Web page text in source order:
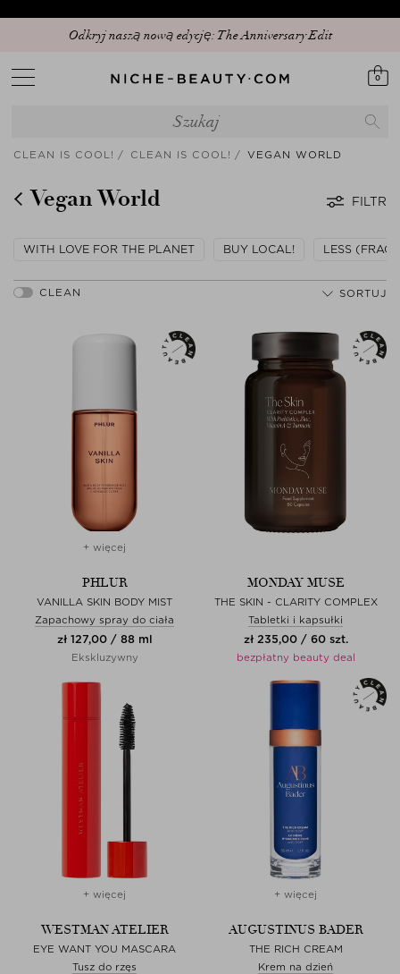
Odkryj naszą nową edycję: The Anniversary Edit
0
CLEAN IS COOL! CLEAN IS COOL! VEGAN WORLD
Vegan World FILTR
WITH LOVE FOR THE PLANET BUY LOCAL! LESS
SORTUJ
+ więcej
PHLUR
VANILLA SKIN BODY MIST
Zapachowy spray do ciała
zł 127,00 / 88 ml
Ekskluzywny
MONDAY MUSE
THE SKIN - CLARITY COMPLEX
Tabletki i kapsułki
zł 235,00 / 60 szt.
bezpłatny beauty deal
+ więcej
WESTMAN ATELIER
EYE WANT YOU MASCARA
Tusz do rzęs
+ więcej
AUGUSTINUS BADER
THE RICH CREAM
Krem na dzień